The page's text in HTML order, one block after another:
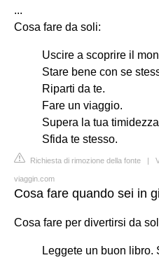
...
Cosa fare da soli:
Uscire a scoprire il
Stare bene con se
Riparti da te.
Fare un viaggio.
Supera la tua
Sfida te stesso.
Richiesta di rimozione della fonte |
viaggin.com
Cosa fare quando sei in
Cosa fare per divertirsi da
Leggete un buon libro.